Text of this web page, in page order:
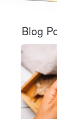
Blog